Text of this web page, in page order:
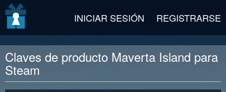
INICIAR SESIÓN REGISTRARSE
Claves de producto Maverta Island para
Steam